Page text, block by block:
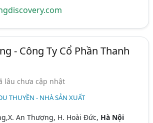
- Công Ty Cổ Phần Thanh
lâu chưa cập nhật
THUYỀN - NHÀ SẢN XUẤT
An Thượng, H. Hoài Đức, Hà Nội